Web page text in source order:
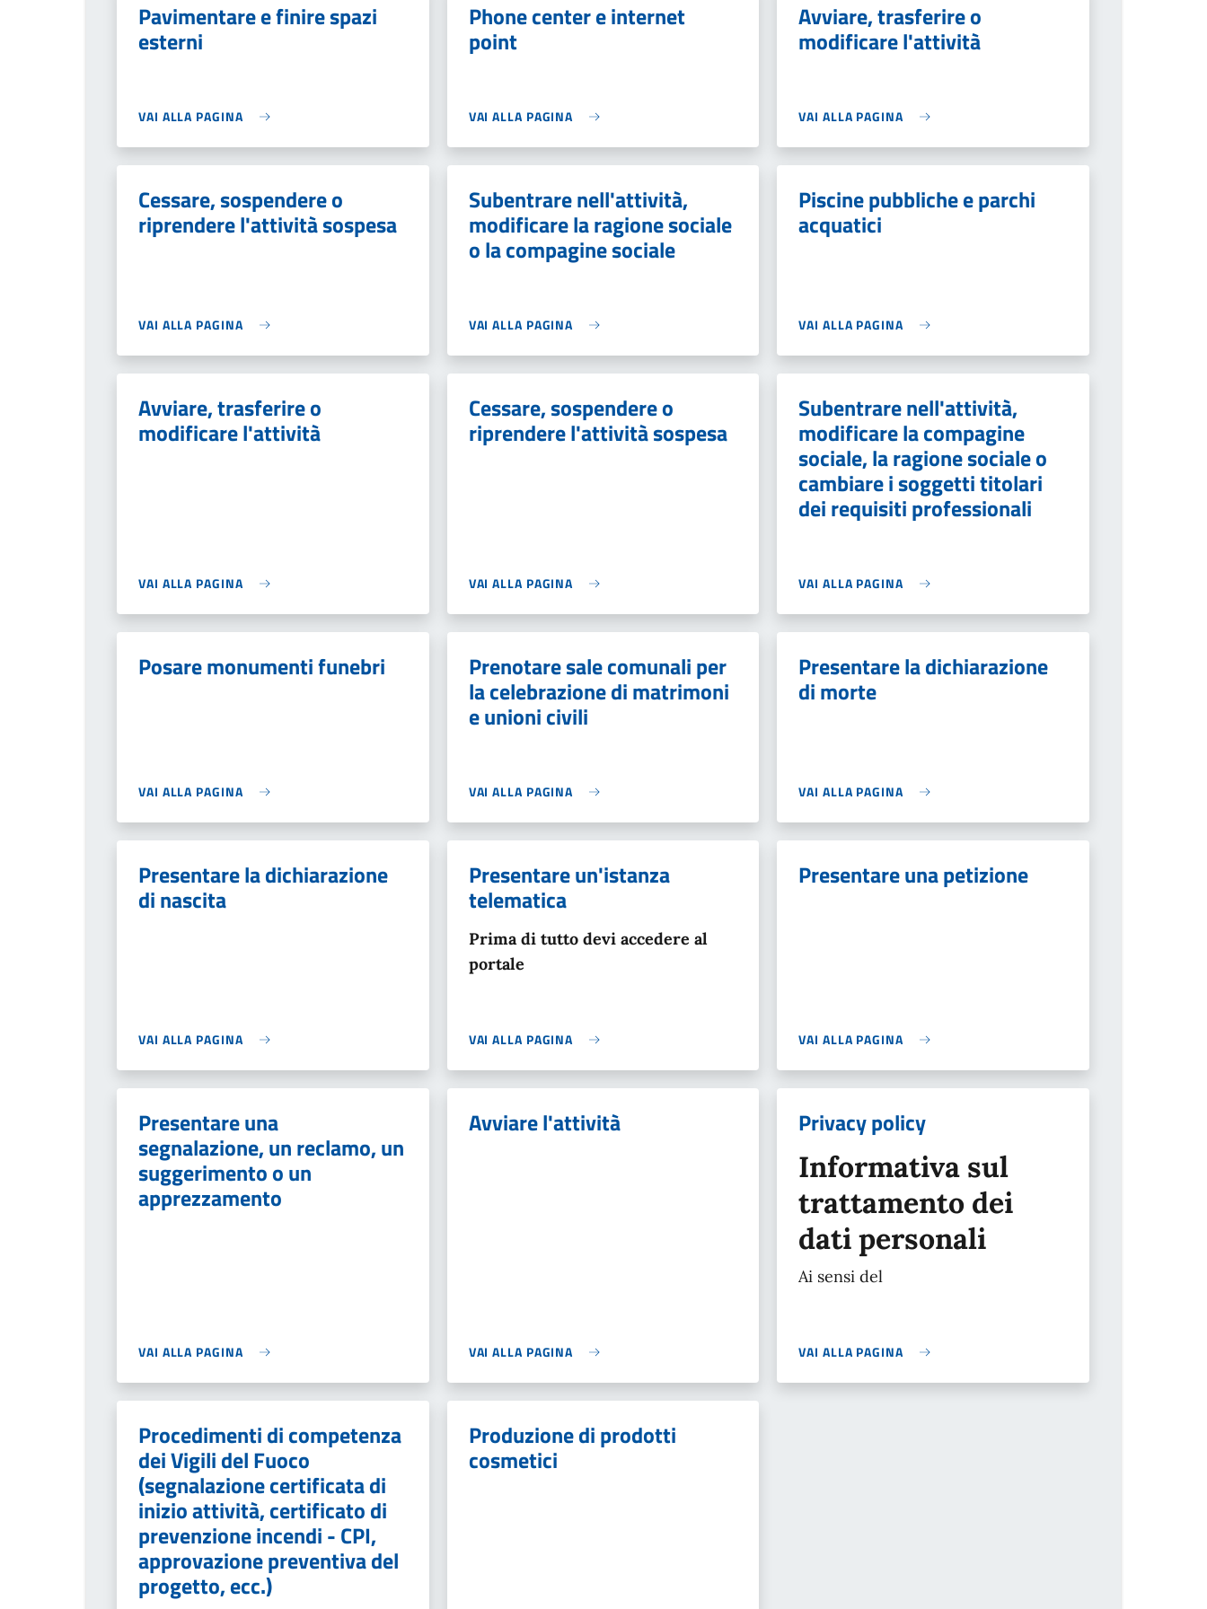
Pavimentare e finire spazi
esterni
VAI ALLA PAGINA
Phone center e internet
point
VAI ALLA PAGINA
Avviare, trasferire o
modificare l'attività
VAI ALLA PAGINA
Cessare, sospendere o
riprendere l'attività sospesa
VAI ALLA PAGINA
Subentrare nell'attività,
modificare la ragione sociale
o la compagine sociale
VAI ALLA PAGINA
Piscine pubbliche e parchi
acquatici
VAI ALLA PAGINA
Avviare, trasferire o
modificare l'attività
VAI ALLA PAGINA
Cessare, sospendere o
riprendere l'attività sospesa
VAI ALLA PAGINA
Subentrare nell'attività,
modificare la compagine
sociale, la ragione sociale o
cambiare i soggetti titolari
dei requisiti professionali
VAI ALLA PAGINA
Posare monumenti funebri
VAI ALLA PAGINA
Prenotare sale comunali per
la celebrazione di matrimoni
e unioni civili
VAI ALLA PAGINA
Presentare la dichiarazione
di morte
VAI ALLA PAGINA
Presentare la dichiarazione
di nascita
VAI ALLA PAGINA
Presentare un'istanza
telematica
Prima di tutto devi accedere al
portale
VAI ALLA PAGINA
Presentare una petizione
VAI ALLA PAGINA
Presentare una
segnalazione, un reclamo, un
suggerimento o un
apprezzamento
VAI ALLA PAGINA
Avviare l'attività
VAI ALLA PAGINA
Privacy policy
Informativa sul
trattamento dei
dati personali
Ai sensi del
VAI ALLA PAGINA
Procedimenti di competenza
dei Vigili del Fuoco
(segnalazione certificata di
inizio attività, certificato di
prevenzione incendi - CPI,
approvazione preventiva del
progetto, ecc.)
Produzione di prodotti
cosmetici